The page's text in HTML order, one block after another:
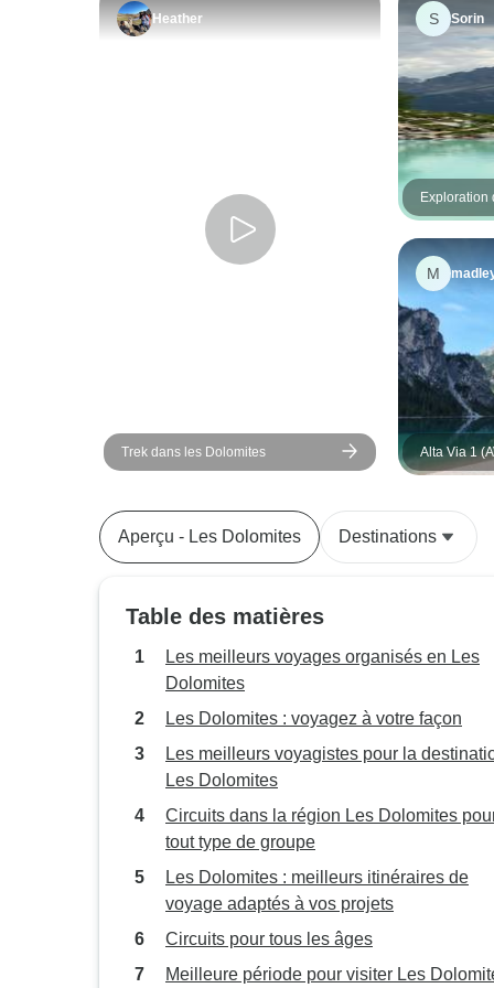
Heather
Trek dans les Dolomites
S Sorin
Exploration
Cortina -
M
Alta Via 1
Aperçu - Les Dolomites Destinations
Table des matières
Les meilleurs voyages organisés en Les
Dolomites
Les Dolomites : voyagez à votre façon
Les meilleurs voyagistes pour la
Les Dolomites
Circuits dans la région Les Dolomites
tout type de groupe
Les Dolomites : meilleurs itinéraires de
voyage adaptés à vos projets
Circuits pour tous les âges
Meilleure période pour visiter Les